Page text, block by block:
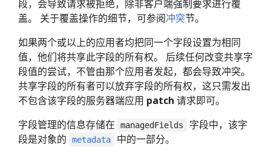
段，会导致请求被拒绝，除非客户端强制要求进行覆
盖。 关于覆盖操作的细节，可参阅冲突节。
如果两个或以上的应用者均把同一个字段设置为相同
值，他们将共享此字段的所有权。 后续任何改变共享字
段值的尝试，不管由那个应用者发起，都会导致冲突。
共享字段的所有者可以放弃字段的所有权，这只需发出
不包含该字段的服务器端应用 patch 请求即可。
字段管理的信息存储在
managedFields
字段中，该字
段是对象的
metadata
中的一部分。